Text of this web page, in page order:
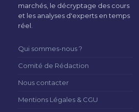
marchés, le décryptage des cours
et les analyses d'experts en temps
réel.
Qui sommes-nous ?
Comité de Rédaction
Nous contacter
Mentions Légales & CGU